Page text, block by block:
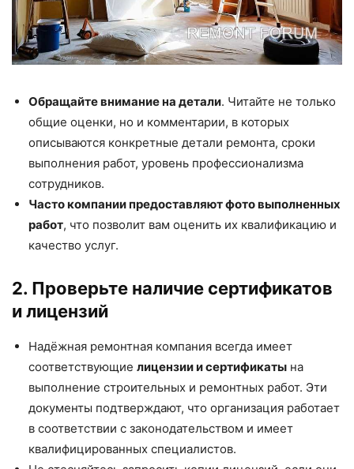
Обращайте внимание на детали. Читайте не только
общие оценки, но и комментарии, в которых
описываются конкретные детали ремонта, сроки
выполнения работ, уровень профессионализма
сотрудников.
Часто компании предоставляют фото выполненных
работ, что позволит вам оценить их квалификацию и
качество услуг.
2. Проверьте наличие сертификатов
и лицензий
Надёжная ремонтная компания всегда имеет
соответствующие лицензии и сертификаты на
выполнение строительных и ремонтных работ. Эти
документы подтверждают, что организация работает
в соответствии с законодательством и имеет
квалифицированных специалистов.